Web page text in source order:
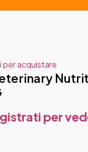
per acquistare
per